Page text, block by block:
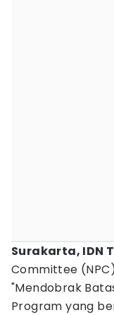
Surakarta, IDN
Committee
"Mendobrak
Program yang